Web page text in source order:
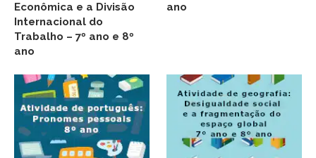
Econômica e a Divisão
Internacional do
Trabalho – 7º ano e 8º
ano
ano